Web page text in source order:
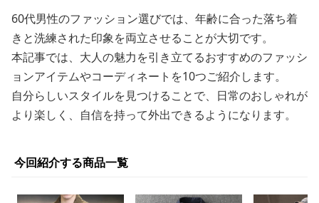
60代男性のファッション選びでは、年齢に合った落ち着
きと洗練された印象を両立させることが大切です。
本記事では、大人の魅力を引き立てるおすすめのファッシ
ョンアイテムやコーディネートを10つご紹介します。
自分らしいスタイルを見つけることで、日常のおしゃれが
より楽しく、自信を持って外出できるようになります。
今回紹介する商品一覧